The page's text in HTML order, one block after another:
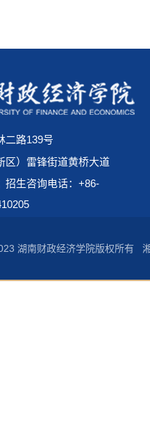
二路139号
区）雷锋街道黄桥大道
招生咨询电话：+86-
湖南财政经济学院版权所有